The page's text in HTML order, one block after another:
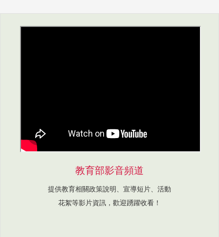
教育部影音頻道
提供教育相關政策說明、宣導短片、活動
花絮等影片資訊，歡迎踴躍收看！